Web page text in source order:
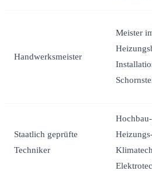
Handwerksmeister
Meister
Staatlich geprüfte
Techniker